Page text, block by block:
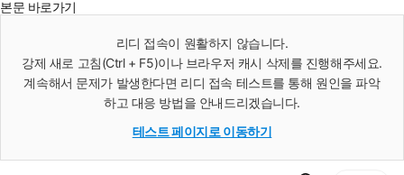
본문 바로가기
리디 접속이 원활하지 않습니다.
강제 새로 고침(Ctrl + F5)이나 브라우저 캐시 삭제를 진행해주세요.
계속해서 문제가 발생한다면 리디 접속 테스트를 통해 원인을 파악
하고 대응 방법을 안내드리겠습니다.
테스트 페이지로 이동하기